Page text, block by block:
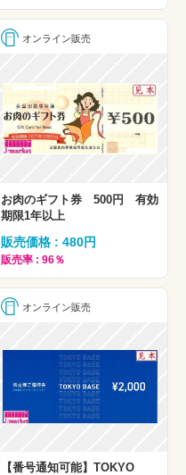
オンライン販売
お肉のギフト券 500円 有効
期限1年以上
販売価格 : 480円
販売率 : 96％
オンライン販売
【番号通知可能】TOKYO